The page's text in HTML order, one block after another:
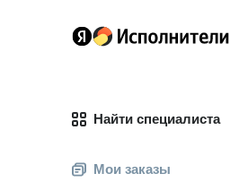
Найти специалиста
Мои заказы